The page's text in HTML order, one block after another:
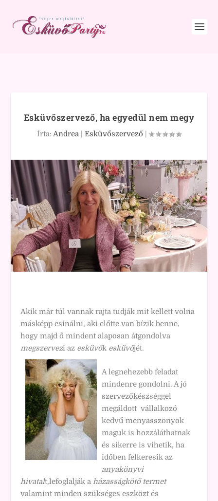
Esküvőszervező, ha egyedül nem megy
Írta: Andrea | Esküvőszervező |
Akik már túl vannak rajta tudják mit kellett volna
másképp csinálni, aki előtte van bízik benne,
hogy majd ő mindent alaposan átgondolva
megszervezi az esküvők esküvőjét.
A legnehezebb feladat
mindenre gondolni. A jó
szervezőkészséggel
megáldott vállalkozó
kedvű menyasszonyok
maguk is hozzáláthatnak
és sikerre is vihetik, ha
időben felkeresik az
anyakönyvi
hivatalt,lefoglalják aházasságkötő termet
valamint minden szükséges eszközt és